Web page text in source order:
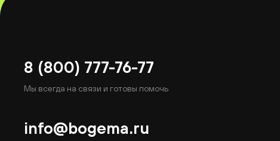
8 (800) 777-76-77
Мы всегда на связи и готовы помочь
info@bogema.ru